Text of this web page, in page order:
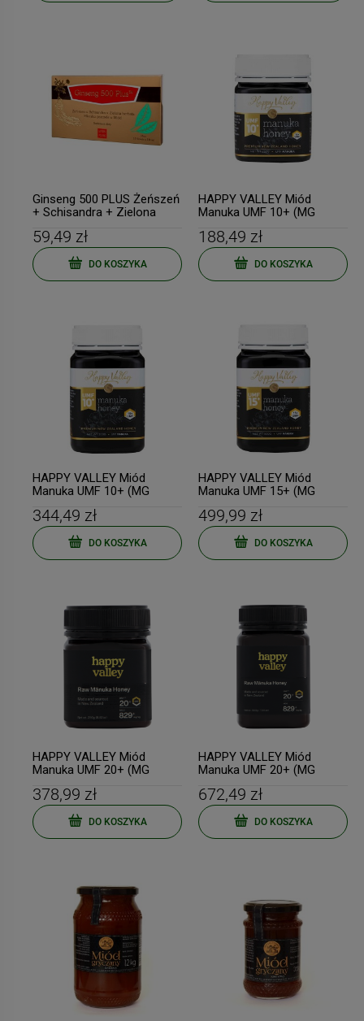
Ginseng 500 PLUS Żeńszeń
+ Schisandra + Zielona
pszczele + Miód 10x10ml
(fiolki) GINSENG POLAND
59,49 zł
DO KOSZYKA
HAPPY VALLEY Miód
Manuka UMF 10+ (MG
188,49 zł
DO KOSZYKA
HAPPY VALLEY Miód
Manuka UMF 10+ (MG
344,49 zł
DO KOSZYKA
HAPPY VALLEY Miód
Manuka UMF 15+ (MG
499,99 zł
DO KOSZYKA
HAPPY VALLEY Miód
Manuka UMF 20+ (MG
378,99 zł
DO KOSZYKA
HAPPY VALLEY Miód
Manuka UMF 20+ (MG
672,49 zł
DO KOSZYKA